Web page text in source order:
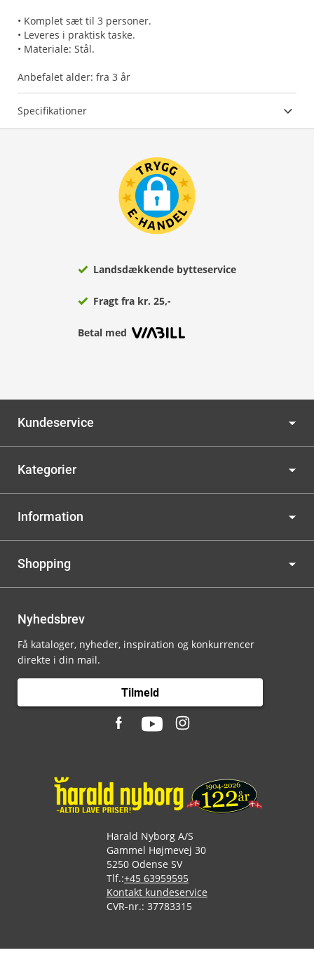
• Komplet sæt til 3 personer.
• Leveres i praktisk taske.
• Materiale: Stål.
Anbefalet alder: fra 3 år
Specifikationer
Landsdækkende bytteservice
Fragt fra kr. 25,-
Betal med
Kundeservice
Kategorier
Information
Shopping
Nyhedsbrev
Få kataloger, nyheder, inspiration og konkurrencer
direkte i din mail.
Tilmeld
Harald Nyborg A/S
Gammel Højmevej 30
5250 Odense SV
Tlf.:+45 63959595
Kontakt kundeservice
CVR-nr.: 37783315